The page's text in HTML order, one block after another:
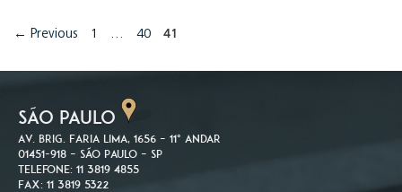
← Previous Page
1 … Page
40 Page
41
SÃO PAULO
Av. Brig. Faria Lima, 1656 – 11º andar
01451-918 – São Paulo – SP
Telefone: 11 3819 4855
Fax: 11 3819 5322